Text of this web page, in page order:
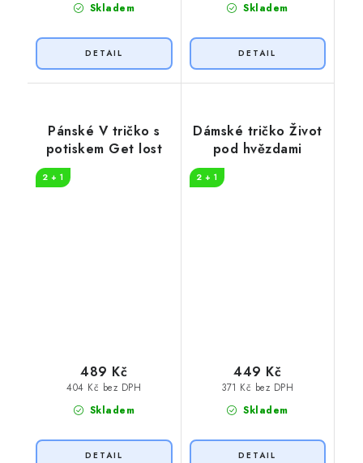
Skladem Skladem
Pánské V tričko s
potiskem Get lost
2 + 1
Skladem
404 Kč bez DPH
489 Kč
Dámské tričko Život
pod hvězdami
2 + 1
Skladem
371 Kč bez DPH
449 Kč